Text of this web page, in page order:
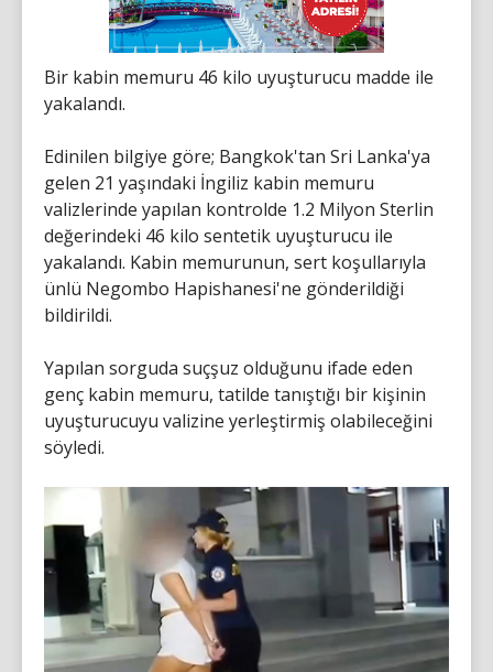
Bir kabin memuru 46 kilo uyuşturucu madde ile
yakalandı.
Edinilen bilgiye göre; Bangkok'tan Sri Lanka'ya
gelen 21 yaşındaki İngiliz kabin memuru
valizlerinde yapılan kontrolde 1.2 Milyon Sterlin
değerindeki 46 kilo sentetik uyuşturucu ile
yakalandı. Kabin memurunun, sert koşullarıyla
ünlü Negombo Hapishanesi'ne gönderildiği
bildirildi.
Yapılan sorguda suçşuz olduğunu ifade eden
genç kabin memuru, tatilde tanıştığı bir kişinin
uyuşturucuyu valizine yerleştirmiş olabileceğini
söyledi.